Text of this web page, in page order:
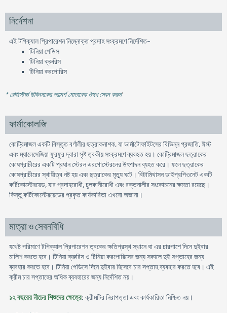
নির্দেশনা
এই টপিক্যাল প্রিপারেশন নিম্নোক্ত প্রদাহ সংক্রমণে নির্দেশিত-
টিনিয়া পেডিস
টিনিয়া ক্রুরিস
টিনিয়া করপােরিস
* রেজিস্টার্ড চিকিৎসকের পরামর্শ মোতাবেক ঔষধ সেবন করুন'
ফার্মাকোলজি
কোট্রিমাজল একটি বিস্তৃত বর্ণালীর ছত্রাকনাশক, যা ডার্মাটোফাইটসের বিভিন্ন প্রজাতি, ঈস্ট
এবং ম্যালেসেজিয়া ফুরফুর দ্বারা সৃষ্ট ত্বকীয় সংক্রমণে ব্যবহৃত হয়। কোট্রিমাজল ছত্রাকের
কোষপ্রাচীরের একটি প্রধান স্টেরল এরগােস্টেরলের উৎপাদন ব্যহত করে। ফলে ছত্রাকের
কোষপ্রাচীরের স্থায়ীত্ব নষ্ট হয় এবং ছত্রাকের মৃত্যু ঘটে। বিটামিথাসন ডাইপ্রপিওনেট একটি
কর্টিকোস্টেরয়েড, যার প্রদাহরােধী, চুলকানীরােধী এবং রক্তনালীর সংকোচনের ক্ষমতা রয়েছে।
কিন্তু কর্টিকোস্টেরয়েডের প্রকৃত কার্যকারিতা এখনাে অজানা।
মাত্রা ও সেবনবিধি
যথেষ্ট পরিমাণে টপিক্যাল প্রিপারেশন ত্বকের ক্ষতিগ্রস্থ স্থানে বা এর চারপাশে দিনে দুইবার
মালিশ করতে হবে। টিনিয়া ক্রুরিস ও টিনিয়া করপােরিসের জন্য সকালে দুই সপ্তাহের জন্য
ব্যবহার করতে হবে। টিনিয়া পেডিসে দিনে দুইবার হিসেবে চার সপ্তাহ ব্যবহার করতে হবে। এই
ক্রীম চার সপ্তাহের অধিক ব্যবহারের জন্য নির্দেশিত নয়।
১২ বছরের নীচের শিশুদের ক্ষেত্রে: ক্রীমটির নিরাপত্তা এবং কার্যকারিতা নিশ্চিত নয়।